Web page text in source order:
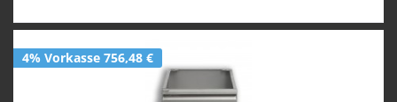
4% Vorkasse 756,48 €